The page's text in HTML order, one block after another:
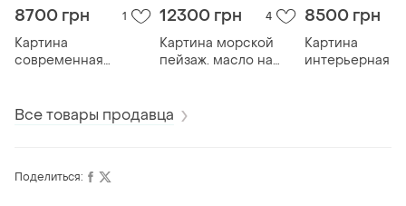
8700 грн 1
Картина
современная
сферы
12300 грн 4
Картина морской
пейзаж. масло на
8500 грн
Картина
интерьерная
Все товары продавца
Поделиться: